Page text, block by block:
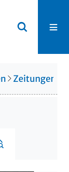
Zeitungen